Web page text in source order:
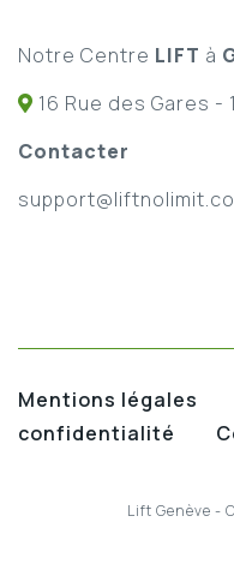
Notre Centre LIFT à
16 Rue des Gares -
Contacter
Mentions légales
confidentialité
Lift Genève -